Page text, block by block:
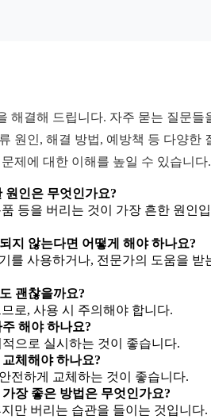
해결해 드립니다. 자주 묻는 질문들
원인, 해결 방법, 예방책 등 다양한
제에 대한 이해를 높일 수 있습니다.
원인은 무엇인가요?
등을 버리는 것이 가장 흔한 원인
지 않는다면 어떻게 해야 하나요?
를 사용하거나, 전문가의 도움을 받
괜찮을까요?
로, 사용 시 주의해야 합니다.
해야 하나요?
으로 실시하는 것이 좋습니다.
체해야 하나요?
전하게 교체하는 것이 좋습니다.
장 좋은 방법은 무엇인가요?
만 버리는 습관을 들이는 것입니다.